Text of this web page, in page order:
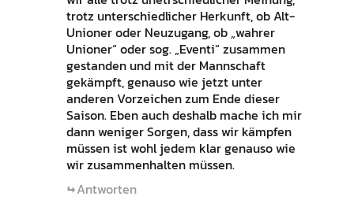
trotz unterschiedlicher Herkunft, ob Alt-
Unioner oder Neuzugang, ob „wahrer
Unioner“ oder sog. „Eventi“ zusammen
gestanden und mit der Mannschaft
gekämpft, genauso wie jetzt unter
anderen Vorzeichen zum Ende dieser
Saison. Eben auch deshalb mache ich mir
dann weniger Sorgen, dass wir kämpfen
müssen ist wohl jedem klar genauso wie
wir zusammenhalten müssen.
Antworten